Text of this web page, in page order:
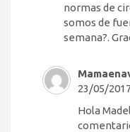
normas de
somos de
semana?.
23/05/
Hola